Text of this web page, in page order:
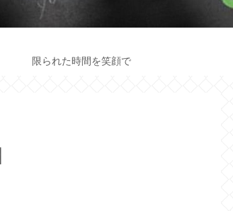
限られた時間を笑顔で